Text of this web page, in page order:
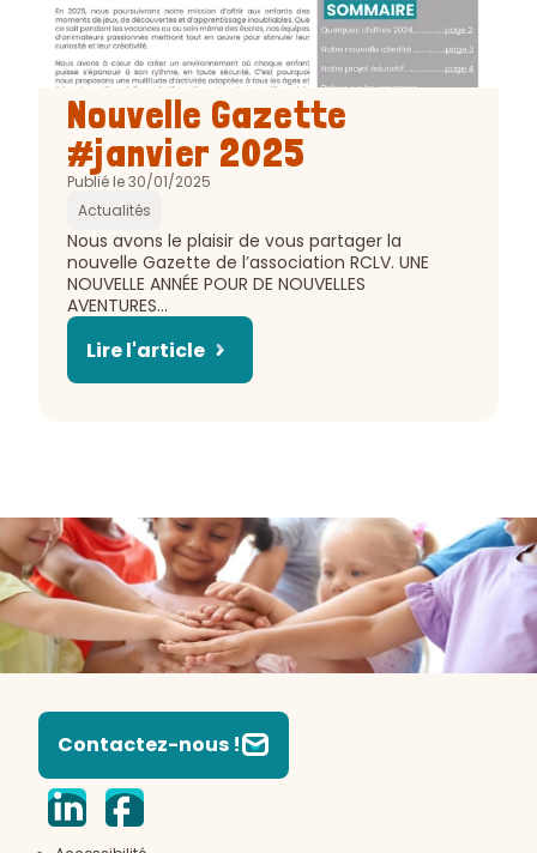
Article
:
Nouvelle Gazette
#janvier 2025
Publié le 30/01/2025
Actualités
Extrait
de
l'article
:
Nous avons le plaisir de vous partager la
nouvelle Gazette de l’association RCLV. UNE
NOUVELLE ANNÉE POUR DE NOUVELLES
AVENTURES…
Lire l'article
Contactez-nous !